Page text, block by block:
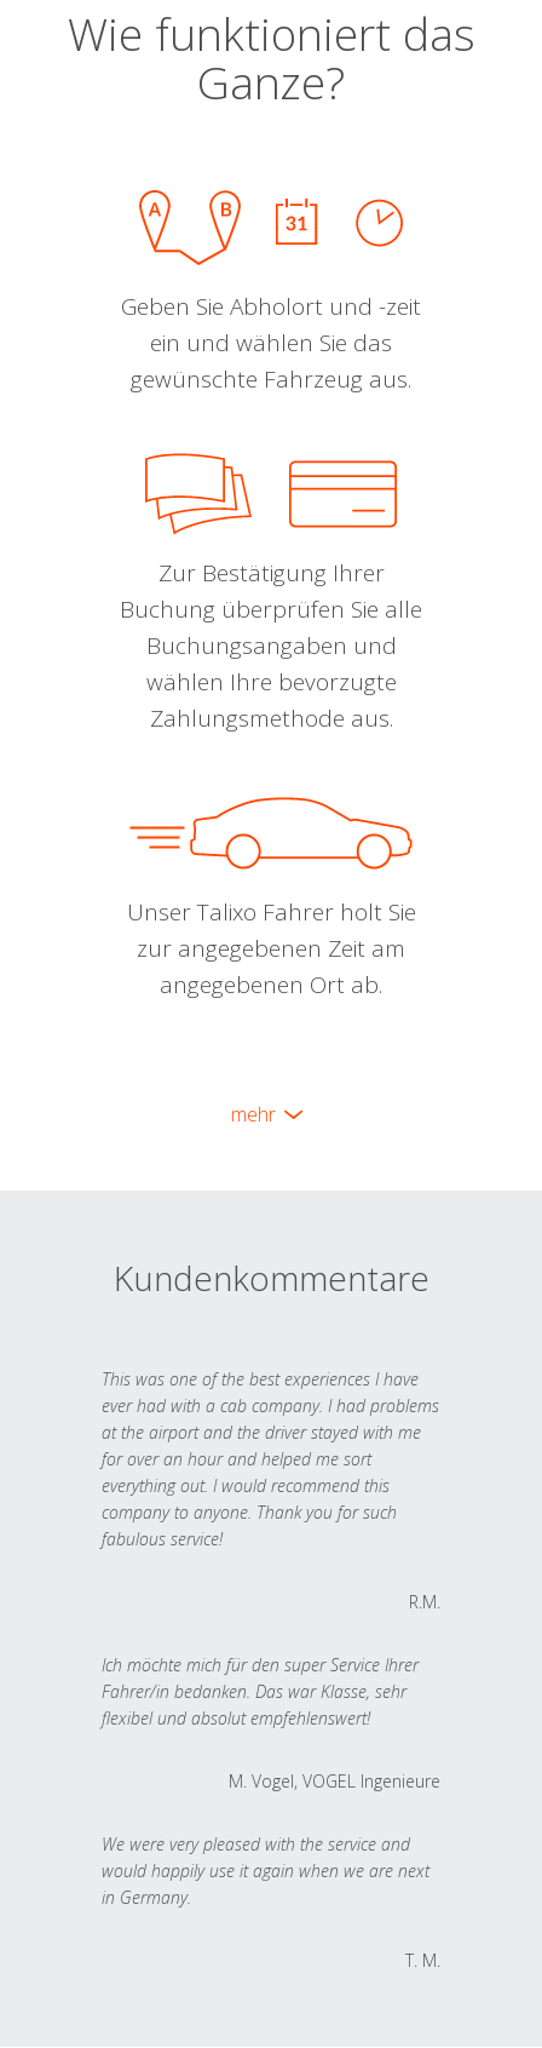
Wie funktioniert das
Ganze?
Geben Sie Abholort und -zeit
ein und wählen Sie das
gewünschte Fahrzeug aus.
Zur Bestätigung Ihrer
Buchung überprüfen Sie alle
Buchungsangaben und
wählen Ihre bevorzugte
Zahlungsmethode aus.
Unser Talixo Fahrer holt Sie
zur angegebenen Zeit am
angegebenen Ort ab.
mehr
Kundenkommentare
This was one of the best experiences I have
ever had with a cab company. I had problems
at the airport and the driver stayed with me
for over an hour and helped me sort
everything out. I would recommend this
company to anyone. Thank you for such
fabulous service!
R.M.
Ich möchte mich für den super Service Ihrer
Fahrer/in bedanken. Das war Klasse, sehr
flexibel und absolut empfehlenswert!
M. Vogel, VOGEL Ingenieure
We were very pleased with the service and
would happily use it again when we are next
in Germany.
T. M.